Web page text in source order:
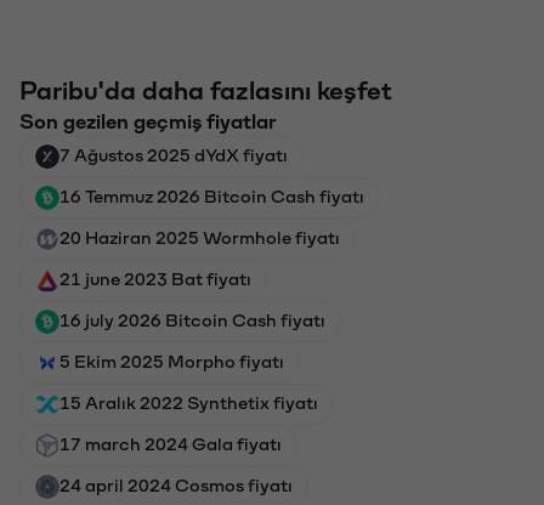
Paribu'da daha fazlasını keşfet
Son gezilen geçmiş fiyatlar
7 Ağustos 2025 dYdX fiyatı
16 Temmuz 2026 Bitcoin Cash fiyatı
20 Haziran 2025 Wormhole fiyatı
21 june 2023 Bat fiyatı
16 july 2026 Bitcoin Cash fiyatı
5 Ekim 2025 Morpho fiyatı
15 Aralık 2022 Synthetix fiyatı
17 march 2024 Gala fiyatı
24 april 2024 Cosmos fiyatı